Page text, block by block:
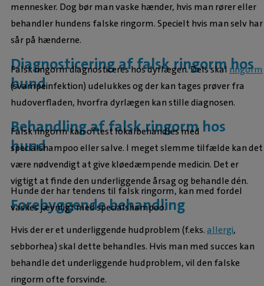
mennesker. Dog bør man vaske hænder, hvis man rører eller
behandler hundens falske ringorm. Specielt hvis man selv har
sår på hænderne.
Diagnosticering af falsk ringorm hos
hund
Falsk ringorm diagnosticeres hos dyrlægen. Dels skal ringorm
(svampeinfektion) udelukkes og der kan tages prøver fra
hudoverfladen, hvorfra dyrlægen kan stille diagnosen.
Behandling af falsk ringorm hos
hund
Falsk ringorm kan oftest lokalbehandles med
specialshampoo eller salve. I meget slemme tilfælde kan det
være nødvendigt at give kløedæmpende medicin. Det er
vigtigt at finde den underliggende årsag og behandle dén.
Forebyggende behandling
Hunde der har tendens til falsk ringorm, kan med fordel
vaskes jævnligt med specialshampoo.
Hvis der er et underliggende hudproblem (f.eks.allergi,
sebborhea) skal dette behandles. Hvis man med succes kan
behandle det underliggende hudproblem, vil den falske
ringorm ofte forsvinde.